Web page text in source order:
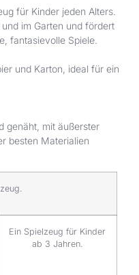
für Kinder jeden Alters.
im Garten und fördert
fantasievolle Spiele.
und Karton, ideal für ein
genäht, mit äußerster
besten Materialien
Ein Spielzeug für Kinder
ab 3 Jahren.